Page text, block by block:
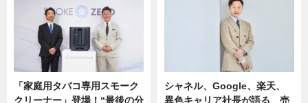
「家庭用タバコ専用スモーク
クリーナー」登場！“最後の分
シャネル、Google、楽天、
異色キャリア社長が語る 売